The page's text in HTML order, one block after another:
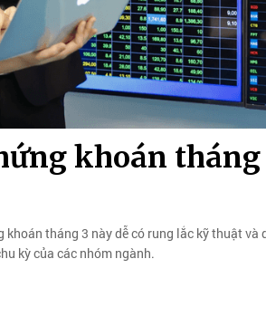
khoán tháng
tháng 3 này dễ có rung lắc kỹ thuật và
kỳ của các nhóm ngành.